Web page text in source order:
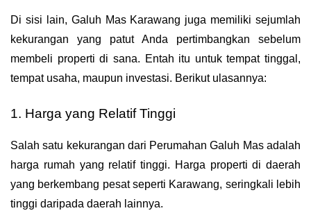
Di sisi lain, Galuh Mas Karawang juga memiliki sejumlah
kekurangan yang patut Anda pertimbangkan sebelum
membeli properti di sana. Entah itu untuk tempat tinggal,
tempat usaha, maupun investasi. Berikut ulasannya:
1. Harga yang Relatif Tinggi
Salah satu kekurangan dari Perumahan Galuh Mas adalah
harga rumah yang relatif tinggi. Harga properti di daerah
yang berkembang pesat seperti Karawang, seringkali lebih
tinggi daripada daerah lainnya.